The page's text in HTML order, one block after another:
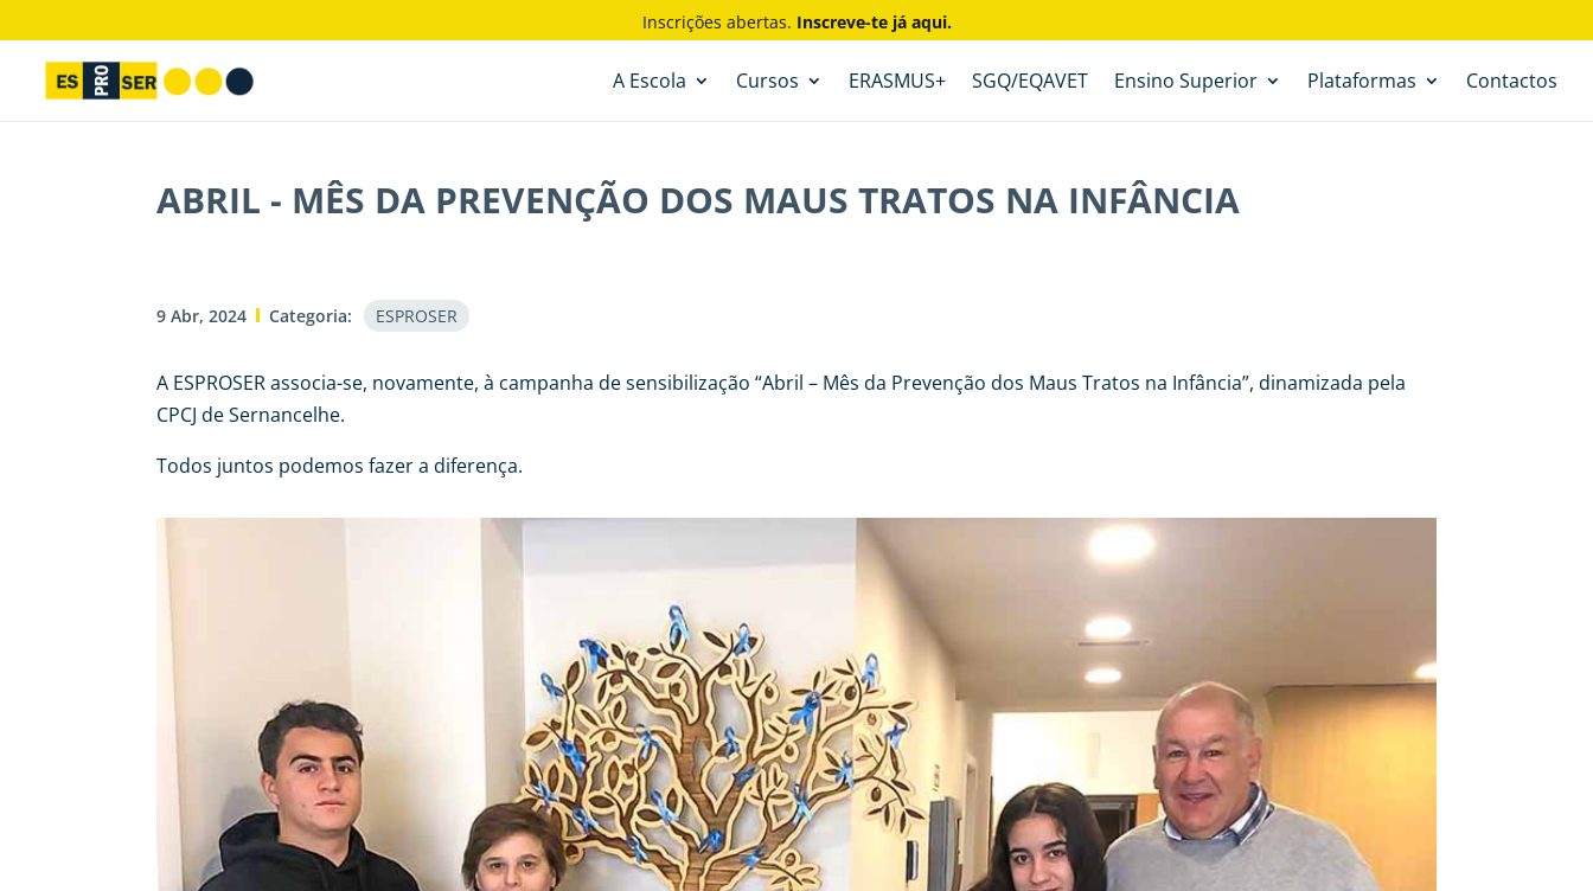
Inscrições abertas. Inscreve-te já aqui.
A Escola Cursos ERASMUS+ SGQ/EQAVET Ensino Superior Plataformas Contactos
ABRIL - MÊS DA PREVENÇÃO DOS MAUS TRATOS NA INFÂNCIA
9 Abr, 2024 Categoria: ESPROSER
A ESPROSER associa-se, novamente, à campanha de sensibilização “Abril – Mês da Prevenção dos Maus Tratos na Infância”, dinamizada pela
CPCJ de Sernancelhe.
Todos juntos podemos fazer a diferença.